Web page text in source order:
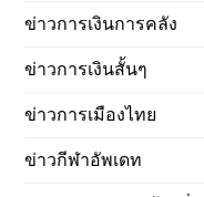
ข่าวการเงินการคลัง
ข่าวการเงินสั้นๆ
ข่าวการเมืองไทย
ข่าวกีฬาอัพเดท